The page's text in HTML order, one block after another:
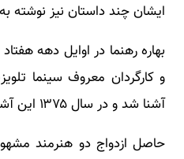
ایشان چند داستان نیز نوشته
بهاره رهنما در اوایل دهه
و کارگردان معروف سینما
آشنا شد و در سال ۱۳۷۵ این آشنایی به ازدواج ختم شد.
حاصل ازدواج دو هنرمند